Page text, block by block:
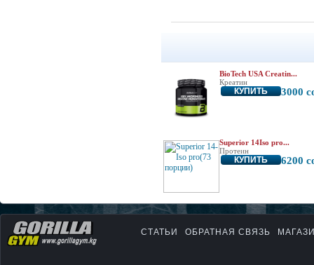
BioTech USA Creatin...
Креатин
3000
КУПИТЬ
Superior 14Iso pro...
Протеин
6200
КУПИТЬ
СТАТЬИ ОБРАТНАЯ СВЯЗЬ